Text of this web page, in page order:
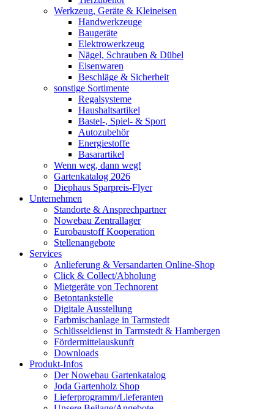
Werkzeug, Geräte & Kleineisen
Handwerkzeuge
Baugeräte
Elektrowerkzeug
Nägel, Schrauben & Dübel
Eisenwaren
Beschläge & Sicherheit
sonstige Sortimente
Regalsysteme
Haushaltsartikel
Bastel-, Spiel- & Sport
Autozubehör
Energiestoffe
Basarartikel
Wenn weg, dann weg!
Gartenkatalog 2026
Diephaus Sparpreis-Flyer
Unternehmen
Standorte & Ansprechpartner
Nowebau Zentrallager
Eurobaustoff Kooperation
Stellenangebote
Services
Anlieferung & Versandarten Online-Shop
Click & Collect/Abholung
Mietgeräte von Technorent
Betontankstelle
Digitale Ausstellung
Farbmischanlage in Tarmstedt
Schlüsseldienst in Tarmstedt & Hambergen
Fördermittelauskunft
Downloads
Produkt-Infos
Der Nowebau Gartenkatalog
Joda Gartenholz Shop
Lieferprogramm/Lieferanten